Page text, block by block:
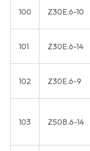
100 Z30E.6-10
101 Z30E.6-14
102 Z30E.6-9
103 Z50B.6-14